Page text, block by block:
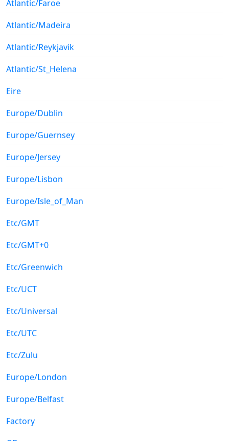
Atlantic/Faroe
Atlantic/Madeira
Atlantic/Reykjavik
Atlantic/St_Helena
Eire
Europe/Dublin
Europe/Guernsey
Europe/Jersey
Europe/Lisbon
Europe/Isle_of_Man
Etc/GMT
Etc/GMT+0
Etc/Greenwich
Etc/UCT
Etc/Universal
Etc/UTC
Etc/Zulu
Europe/London
Europe/Belfast
Factory